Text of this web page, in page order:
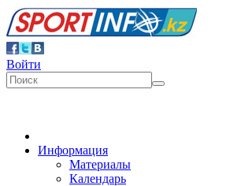
Войти
Информация
Материалы
Календарь